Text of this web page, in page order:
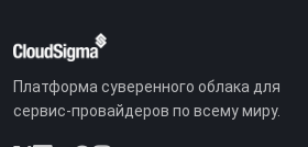
Платформа суверенного облака для
сервис-провайдеров по всему миру.